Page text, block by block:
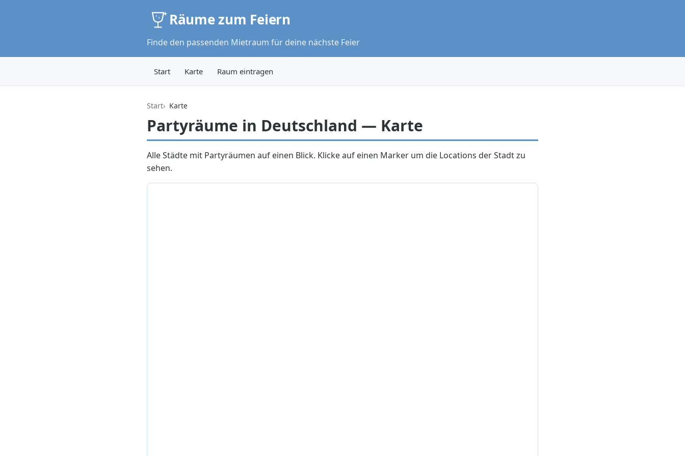
Räume zum Feiern
Finde den passenden Mietraum für deine nächste Feier
Start Karte Raum eintragen
Start Karte
Partyräume in Deutschland — Karte
Alle Städte mit Partyräumen auf einen Blick. Klicke auf einen Marker um die Locations der Stadt zu
sehen.